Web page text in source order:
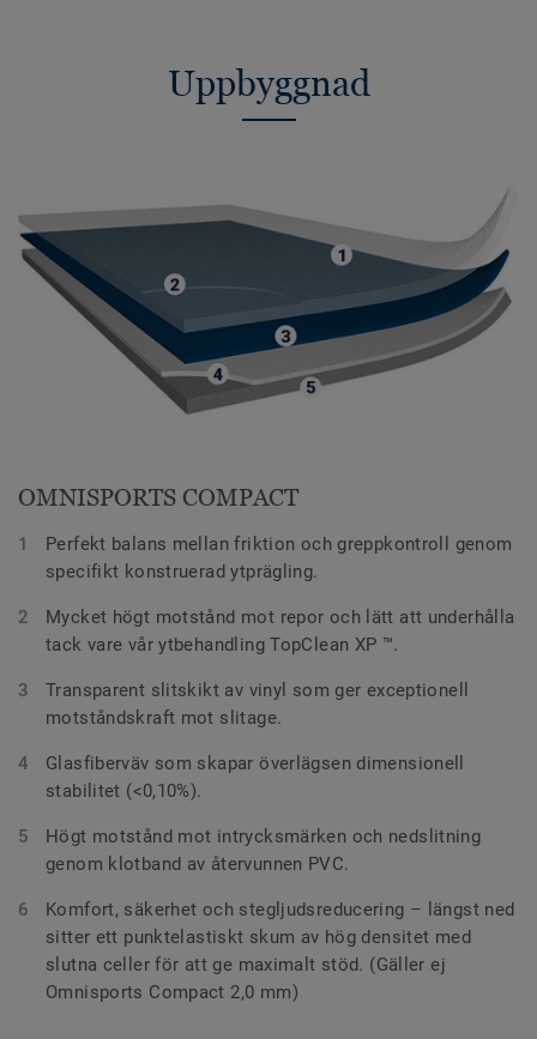
Uppbyggnad
OMNISPORTS COMPACT
Perfekt balans mellan friktion och greppkontroll genom
specifikt konstruerad ytprägling.
Mycket högt motstånd mot repor och lätt att underhålla
tack vare vår ytbehandling TopClean XP ™.
Transparent slitskikt av vinyl som ger exceptionell
motståndskraft mot slitage.
Glasfiberväv som skapar överlägsen dimensionell
stabilitet (<0,10%).
Högt motstånd mot intrycksmärken och nedslitning
genom klotband av återvunnen PVC.
Komfort, säkerhet och stegljudsreducering – längst ned
sitter ett punktelastiskt skum av hög densitet med
slutna celler för att ge maximalt stöd. (Gäller ej
Omnisports Compact 2,0 mm)